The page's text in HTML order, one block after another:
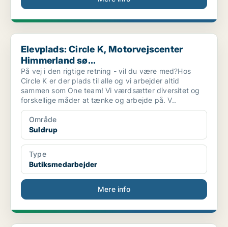
Elevplads: Circle K, Motorvejscenter Himmerland sø...
Elevplads: Circle K, Motorvejscenter
Himmerland sø...
På vej i den rigtige retning - vil du være med?Hos
Circle K er der plads til alle og vi arbejder altid
sammen som One team! Vi værdsætter diversitet og
forskellige måder at tænke og arbejde på. V..
Område
Suldrup
Type
Butiksmedarbejder
Mere info